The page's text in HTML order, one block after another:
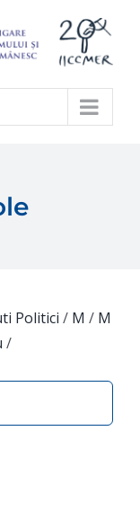
Politici / M / M
/